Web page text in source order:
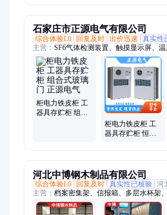
石家庄市正源电气有限公司
综合体验L0
回复及时 出价迅速 真实性
主营： SF6气体检测装置、触摸显示屏、
柜、智能安全柜、显示屏工具柜、电力安
力工具柜、智能工具柜、开关柜温湿度控
器、配电室SF6气体泄漏、六氟化硫气检测
统、sf6监测装置、定量SF6气体泄漏报、
测试仪、sf6检漏仪、SF6气体检测仪、六
氟化硫报警器、sf6气体监测装置
柜电力铁皮柜 工
器具存贮柜 组合
柜电力铁皮柜 工
器具存贮柜 恒温
河北中博钢木制品有限公司
综合体验L0
回复及时 真实性已核验 河
主营： 档案密集架、信报箱、多层水杯架
转柜、文件柜、智慧书柜、自助阅读柜、